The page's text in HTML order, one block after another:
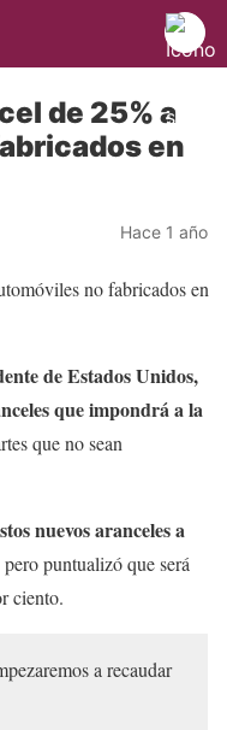
de 25% a
en
Hace 1 año
de Estados Unidos,
que impondrá a la
que no sean
nuevos aranceles a
pero puntualizó que será
ciento.
a recaudar